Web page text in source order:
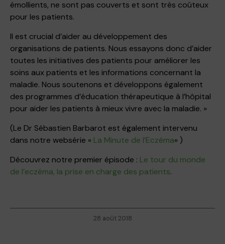
émollients, ne sont pas couverts et sont très coûteux
pour les patients.
Il est crucial d’aider au développement des
organisations de patients. Nous essayons donc d’aider
toutes les initiatives des patients pour améliorer les
soins aux patients et les informations concernant la
maladie. Nous soutenons et développons également
des programmes d’éducation thérapeutique à l’hôpital
pour aider les patients à mieux vivre avec la maladie. »
(Le Dr Sébastien Barbarot est également intervenu
dans notre websérie « La Minute de l’Eczéma« )
Découvrez notre premier épisode : Le tour du monde
de l’eczéma, la prise en charge des patients.
28 août 2018